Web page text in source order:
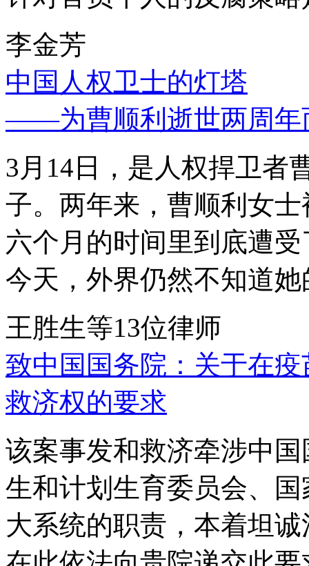
李金芳
中国人权卫士的灯塔
——为曹顺利逝世两周年
3月14日，是人权捍卫者
子。两年来，曹顺利女
六个月的时间里到底遭
今天，外界仍然不知道
王胜生等13位律师
致中国国务院：关于在
救济权的要求
该案事发和救济牵涉中
生和计划生育委员会、
大系统的职责，本着坦